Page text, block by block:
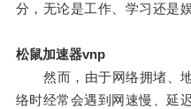
分，无论是工作、学习还是
松鼠加速器vnp
然而，由于网络拥堵、地
络时经常会遇到网速慢、延